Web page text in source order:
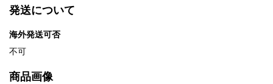
発送について
海外発送可否
不可
商品画像